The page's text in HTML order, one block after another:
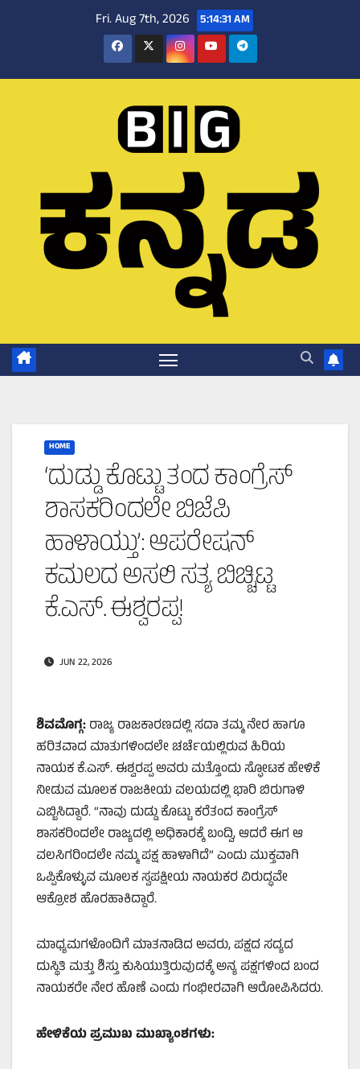
Fri. Aug 7th, 2026 5:14:32 AM
HOME
‘ದುಡ್ಡು ಕೊಟ್ಟು ತಂದ ಕಾಂಗ್ರೆಸ್
ಶಾಸಕರಿಂದಲೇ ಬಿಜೆಪಿ
ಹಾಳಾಯ್ತು’: ಆಪರೇಷನ್
ಕಮಲದ ಅಸಲಿ ಸತ್ಯ ಬಿಚ್ಚಿಟ್ಟ
ಕೆ.ಎಸ್. ಈಶ್ವರಪ್ಪ!
JUN 22, 2026
ಶಿವಮೊಗ್ಗ:ರಾಜ್ಯ ರಾಜಕಾರಣದಲ್ಲಿ ಸದಾ ತಮ್ಮ ನೇರ ಹಾಗೂ
ಹರಿತವಾದ ಮಾತುಗಳಿಂದಲೇ ಚರ್ಚೆಯಲ್ಲಿರುವ ಹಿರಿಯ
ನಾಯಕ ಕೆ.ಎಸ್. ಈಶ್ವರಪ್ಪ ಅವರು ಮತ್ತೊಂದು ಸ್ಫೋಟಕ ಹೇಳಿಕೆ
ನೀಡುವ ಮೂಲಕ ರಾಜಕೀಯ ವಲಯದಲ್ಲಿ ಭಾರಿ ಬಿರುಗಾಳಿ
ಎಬ್ಬಿಸಿದ್ದಾರೆ. “ನಾವು ದುಡ್ಡು ಕೊಟ್ಟು ಕರೆತಂದ ಕಾಂಗ್ರೆಸ್
ಶಾಸಕರಿಂದಲೇ ರಾಜ್ಯದಲ್ಲಿ ಅಧಿಕಾರಕ್ಕೆ ಬಂದ್ವಿ, ಆದರೆ ಈಗ ಆ
ವಲಸಿಗರಿಂದಲೇ ನಮ್ಮ ಪಕ್ಷ ಹಾಳಾಗಿದೆ” ಎಂದು ಮುಕ್ತವಾಗಿ
ಒಪ್ಪಿಕೊಳ್ಳುವ ಮೂಲಕ ಸ್ವಪಕ್ಷೀಯ ನಾಯಕರ ವಿರುದ್ಧವೇ
ಆಕ್ರೋಶ ಹೊರಹಾಕಿದ್ದಾರೆ.
ಮಾಧ್ಯಮಗಳೊಂದಿಗೆ ಮಾತನಾಡಿದ ಅವರು, ಪಕ್ಷದ ಸದ್ಯದ
ದುಸ್ಥಿತಿ ಮತ್ತು ಶಿಸ್ತು ಕುಸಿಯುತ್ತಿರುವುದಕ್ಕೆ ಅನ್ಯ ಪಕ್ಷಗಳಿಂದ ಬಂದ
ನಾಯಕರೇ ನೇರ ಹೊಣೆ ಎಂದು ಗಂಭೀರವಾಗಿ ಆರೋಪಿಸಿದರು.
ಹೇಳಿಕೆಯ ಪ್ರಮುಖ ಮುಖ್ಯಾಂಶಗಳು: